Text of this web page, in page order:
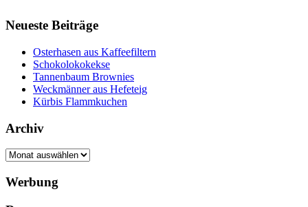
Neueste Beiträge
Osterhasen aus Kaffeefiltern
Schokolokokekse
Tannenbaum Brownies
Weckmänner aus Hefeteig
Kürbis Flammkuchen
Archiv
Archiv
Werbung